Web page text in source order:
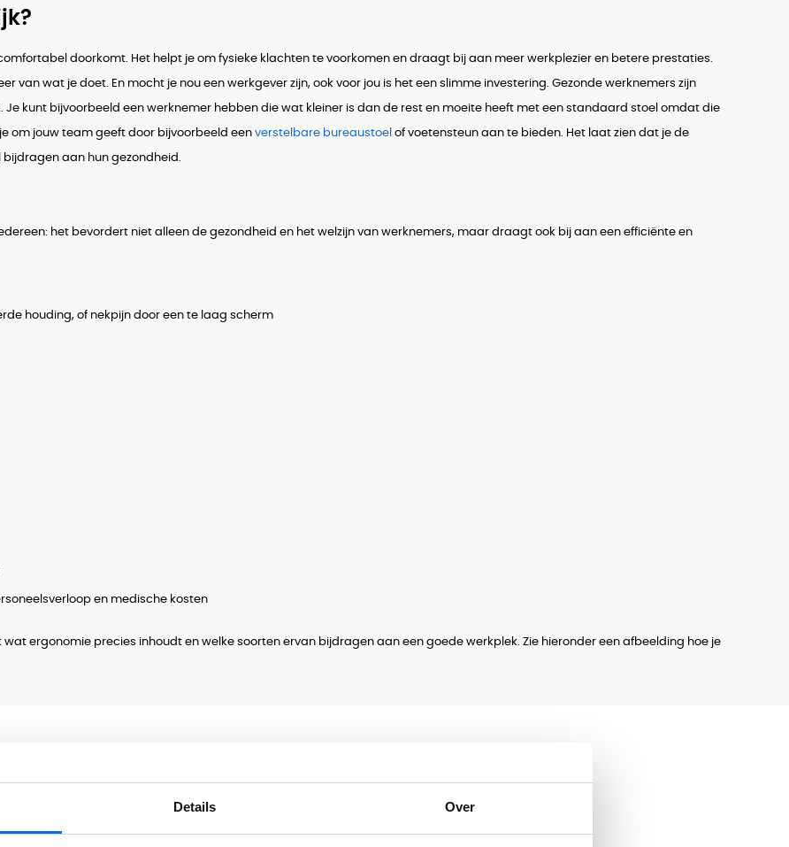
Details Over
doorkomt. Het helpt je om fysieke klachten te voorkomen en draagt bij aan meer werkplezier en betere prestaties.
van wat je doet. En mocht je nou een werkgever zijn, ook voor jou is het een slimme investering. Gezonde werknemers zijn
Je kunt bijvoorbeeld een werknemer hebben die wat kleiner is dan de rest en moeite heeft met een standaard stoel omdat die
om jouw team geeft door bijvoorbeeld een verstelbare bureaustoel of voetensteun aan te bieden. Het laat zien dat je de
aan hun gezondheid.
het bevordert niet alleen de gezondheid en het welzijn van werknemers, maar draagt ook bij aan een efficiënte en
houding, of nekpijn door een te laag scherm
en medische kosten
ergonomie precies inhoudt en welke soorten ervan bijdragen aan een goede werkplek. Zie hieronder een afbeelding hoe je